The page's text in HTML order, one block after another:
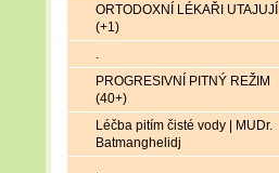
ORTODOXNÍ LÉKAŘI UTAJUJÍ
(+1)
.
PROGRESIVNÍ PITNÝ REŽIM
(40+)
Léčba pitím čisté vody | MUDr.
Batmanghelidj
.